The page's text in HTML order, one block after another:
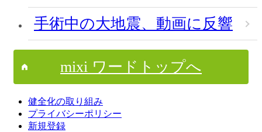
手術中の大地震、動画に反響
mixi ワードトップへ
健全化の取り組み
プライバシーポリシー
新規登録